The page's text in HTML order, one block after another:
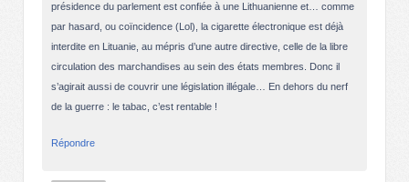
présidence du parlement est confiée à une Lithuanienne et… comme
par hasard, ou coïncidence (Lol), la cigarette électronique est déjà
interdite en Lituanie, au mépris d’une autre directive, celle de la libre
circulation des marchandises au sein des états membres. Donc il
s’agirait aussi de couvrir une législation illégale… En dehors du nerf
de la guerre : le tabac, c’est rentable !
Répondre